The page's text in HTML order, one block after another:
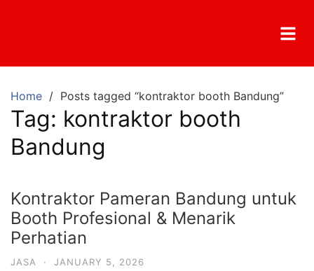
Home Posts tagged “kontraktor booth Bandung”
Tag: kontraktor booth
Bandung
Kontraktor Pameran Bandung untuk
Booth Profesional & Menarik
Perhatian
JASA · JANUARY 5, 2026